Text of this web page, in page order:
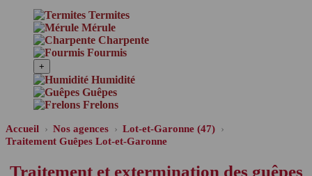
Termites
Mérule
Charpente
Fourmis
+
Humidité
Guêpes
Frelons
Accueil
Nos agences
Lot-et-Garonne (47)
Traitement Guêpes Lot-et-Garonne
Traitement et extermination des guêpes